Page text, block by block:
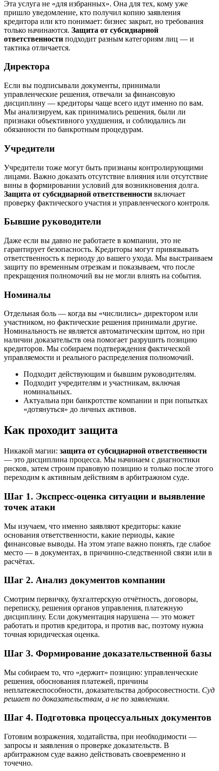
Эта услуга не «для избранных». Она для тех, кому уже
пришло уведомление, кто получил копию заявления
кредитора или кто понимает: бизнес закрыт, но требования
только начинаются. Защита от субсидиарной
ответственности подходит разным категориям лиц — и
тактика отличается.
Директора
Если вы подписывали документы, принимали
управленческие решения, отвечали за финансовую
дисциплину — кредиторы чаще всего идут именно по вам.
Мы анализируем, как принимались решения, были ли
признаки объективного ухудшения, и соблюдались ли
обязанности по банкротным процедурам.
Учредители
Учредители тоже могут быть признаны контролирующими
лицами. Важно доказать отсутствие влияния или отсутствие
вины в формировании условий для возникновения долга.
Защита от субсидиарной ответственности включает
проверку фактического участия и управленческого контроля.
Бывшие руководители
Даже если вы давно не работаете в компании, это не
гарантирует безопасность. Кредиторы могут привязывать
ответственность к периоду до вашего ухода. Мы выстраиваем
защиту по временным отрезкам и показываем, что после
прекращения полномочий вы не могли влиять на события.
Номиналы
Отдельная боль — когда вы «числились» директором или
участником, но фактические решения принимали другие.
Номинальность не является автоматическим щитом, но при
наличии доказательств она помогает разрушить позицию
кредиторов. Мы собираем подтверждения фактической
управляемости и реального распределения полномочий.
Подходит действующим и бывшим руководителям.
Подходит учредителям и участникам, включая
номинальных.
Актуальна при банкротстве компании и при попытках
«дотянуться» до личных активов.
Как проходит защита
Никакой магии: защита от субсидиарной ответственности
— это дисциплина процесса. Мы начинаем с диагностики
рисков, затем строим правовую позицию и только после этого
переходим к активным действиям в арбитражном суде.
Шаг 1. Экспресс-оценка ситуации и выявление
точек атаки
Мы изучаем, что именно заявляют кредиторы: какие
основания ответственности, какие периоды, какие
финансовые выводы. На этом этапе важно понять, где слабое
место — в документах, в причинно-следственной связи или в
расчётах.
Шаг 2. Анализ документов компании
Смотрим первичку, бухгалтерскую отчётность, договоры,
переписку, решения органов управления, платежную
дисциплину. Если документация нарушена — это может
работать и против кредитора, и против вас, поэтому нужна
точная юридическая оценка.
Шаг 3. Формирование доказательственной базы
Мы собираем то, что «держит» позицию: управленческие
решения, обоснования платежей, причины
неплатежеспособности, доказательства добросовестности. Суд
решает по доказательствам, а не по заявлениям.
Шаг 4. Подготовка процессуальных документов
Готовим возражения, ходатайства, при необходимости —
запросы и заявления о проверке доказательств. В
арбитражном суде важно действовать своевременно и
точечно.